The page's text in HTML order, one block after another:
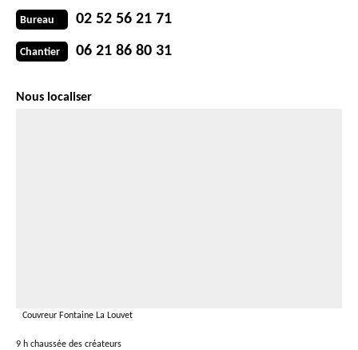
Bureau 02 52 56 21 71
Chantier 06 21 86 80 31
Nous localiser
Couvreur Fontaine La Louvet
9 h chaussée des créateurs